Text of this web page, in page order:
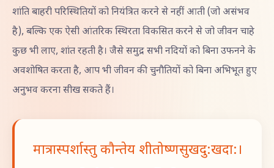
शांति बाहरी परिस्थितियों को नियंत्रित करने से नहीं आती (जो असंभव
है), बल्कि एक ऐसी आंतरिक स्थिरता विकसित करने से जो जीवन चाहे
कुछ भी लाए, शांत रहती है। जैसे समुद्र सभी नदियों को बिना उफनने के
अवशोषित करता है, आप भी जीवन की चुनौतियों को बिना अभिभूत हुए
अनुभव करना सीख सकते हैं।
मात्रास्पर्शास्तु कौन्तेय शीतोष्णसुखदु:खदा:।